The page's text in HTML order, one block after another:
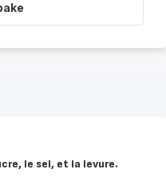
le sel, et la levure.